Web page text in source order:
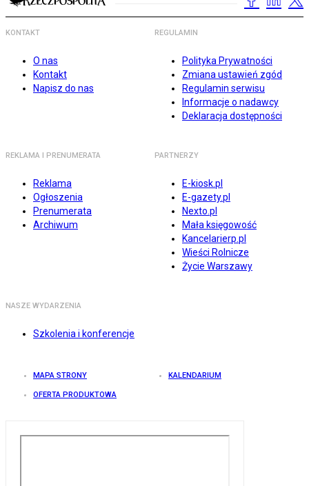
KONTAKT
O nas
Kontakt
Napisz do nas
REGULAMIN
Polityka Prywatności
Zmiana ustawień zgód
Regulamin serwisu
Informacje o nadawcy
Deklaracja dostępności
REKLAMA I PRENUMERATA
Reklama
Ogłoszenia
Prenumerata
Archiwum
PARTNERZY
E-kiosk.pl
E-gazety.pl
Nexto.pl
Mała księgowość
Kancelarierp.pl
Wieści Rolnicze
Życie Warszawy
NASZE WYDARZENIA
Szkolenia i konferencje
MAPA STRONY KALENDARIUM
OFERTA PRODUKTOWA